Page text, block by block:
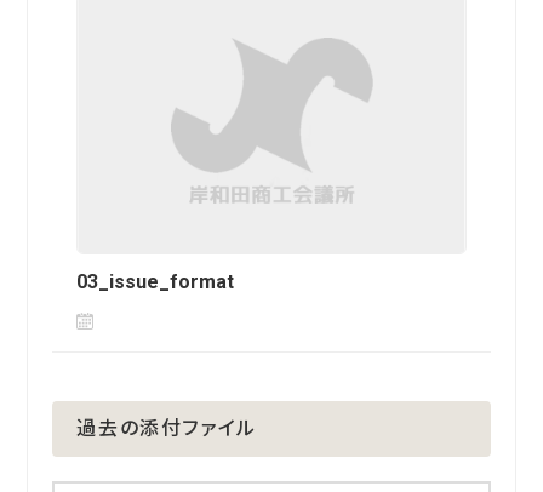
03_issue_format
過去の添付ファイル